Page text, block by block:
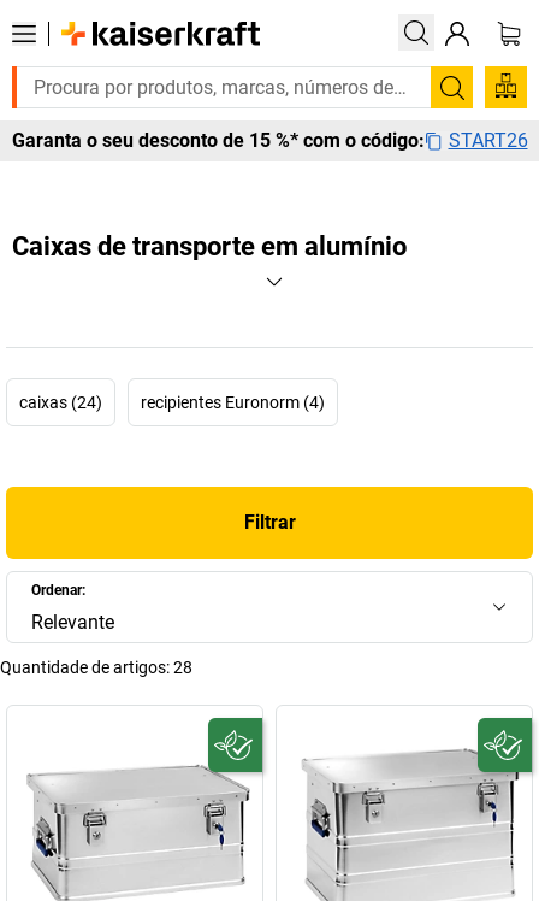
Garanta o seu desconto de 15 %* com o código: START26
Caixas de transporte em alumínio
caixas (24) recipientes Euronorm (4)
Filtrar
Ordenar:
Relevante
Quantidade de artigos:28